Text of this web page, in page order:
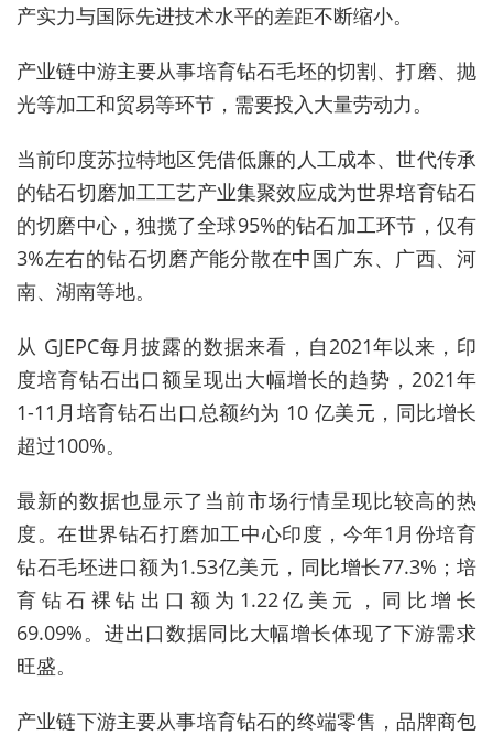
产实力与国际先进技术水平的差距不断缩小。
产业链中游主要从事培育钻石毛坯的切割、打磨、抛
光等加工和贸易等环节，需要投入大量劳动力。
当前印度苏拉特地区凭借低廉的人工成本、世代传承
的钻石切磨加工工艺产业集聚效应成为世界培育钻石
的切磨中心，独揽了全球95%的钻石加工环节，仅有
3%左右的钻石切磨产能分散在中国广东、广西、河
南、湖南等地。
从 GJEPC每月披露的数据来看，自2021年以来，印
度培育钻石出口额呈现出大幅增长的趋势，2021年
1-11月培育钻石出口总额约为 10 亿美元，同比增长
超过100%。
最新的数据也显示了当前市场行情呈现比较高的热
度。在世界钻石打磨加工中心印度，今年1月份培育
钻石毛坯进口额为1.53亿美元，同比增长77.3%；培
育钻石裸钻出口额为1.22亿美元，同比增长
69.09%。进出口数据同比大幅增长体现了下游需求
旺盛。
产业链下游主要从事培育钻石的终端零售，品牌商包